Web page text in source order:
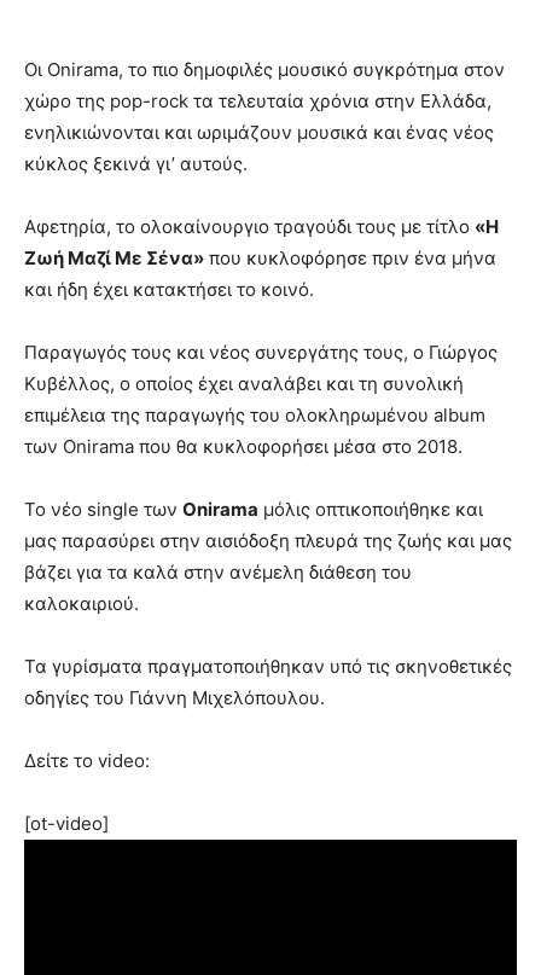
Οι Onirama, το πιο δημοφιλές μουσικό συγκρότημα στον
χώρο της pop-rock τα τελευταία χρόνια στην Ελλάδα,
ενηλικιώνονται και ωριμάζουν μουσικά και ένας νέος
κύκλος ξεκινά γι’ αυτούς.
Αφετηρία, το ολοκαίνουργιο τραγούδι τους με τίτλο «Η
Ζωή Μαζί Με Σένα» που κυκλοφόρησε πριν ένα μήνα
και ήδη έχει κατακτήσει το κοινό.
Παραγωγός τους και νέος συνεργάτης τους, ο Γιώργος
Κυβέλλος, ο οποίος έχει αναλάβει και τη συνολική
επιμέλεια της παραγωγής του ολοκληρωμένου album
των Onirama που θα κυκλοφορήσει μέσα στο 2018.
Το νέο single των Onirama μόλις οπτικοποιήθηκε και
μας παρασύρει στην αισιόδοξη πλευρά της ζωής και μας
βάζει για τα καλά στην ανέμελη διάθεση του
καλοκαιριού.
Τα γυρίσματα πραγματοποιήθηκαν υπό τις σκηνοθετικές
οδηγίες του Γιάννη Μιχελόπουλου.
Δείτε το video:
[ot-video]